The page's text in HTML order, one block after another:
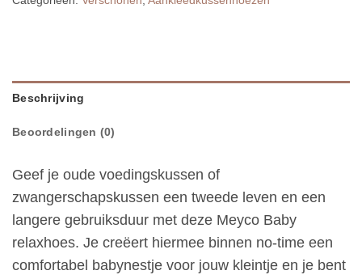
Beschrijving
Beoordelingen (0)
Geef je oude voedingskussen of
zwangerschapskussen een tweede leven en een
langere gebruiksduur met deze Meyco Baby
relaxhoes. Je creëert hiermee binnen no-time een
comfortabel babynestje voor jouw kleintje en je bent